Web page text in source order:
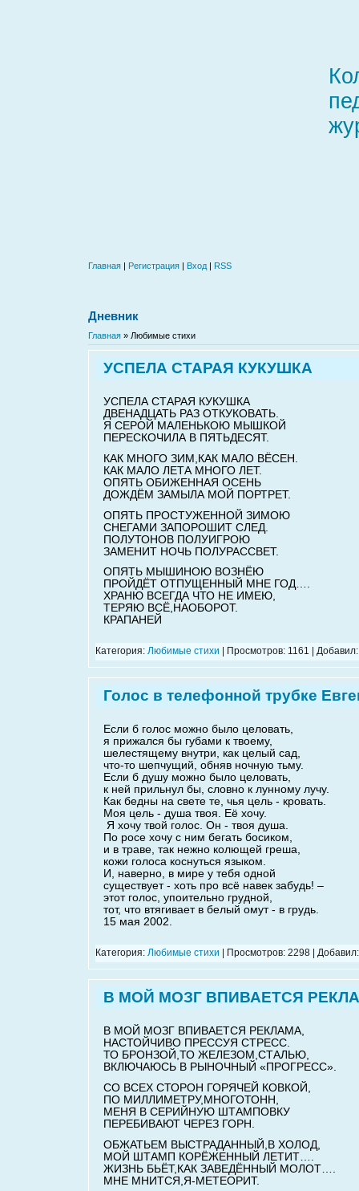
Главная | Регистрация | Вход | RSS
Дневник
Главная » Любимые стихи
УСПЕЛА СТАРАЯ КУКУШКА
УСПЕЛА СТАРАЯ КУКУШКА
ДВЕНАДЦАТЬ РАЗ ОТКУКОВАТЬ.
Я СЕРОЙ МАЛЕНЬКОЮ МЫШКОЙ
ПЕРЕСКОЧИЛА В ПЯТЬДЕСЯТ.
КАК МНОГО ЗИМ,КАК МАЛО ВЁСЕН.
КАК МАЛО ЛЕТА МНОГО ЛЕТ.
ОПЯТЬ ОБИЖЕННАЯ ОСЕНЬ
ДОЖДЁМ ЗАМЫЛА МОЙ ПОРТРЕТ.
ОПЯТЬ ПРОСТУЖЕННОЙ ЗИМОЮ
СНЕГАМИ ЗАПОРОШИТ СЛЕД.
ПОЛУТОНОВ ПОЛУИГРОЮ
ЗАМЕНИТ НОЧЬ ПОЛУРАССВЕТ.
ОПЯТЬ МЫШИНОЮ ВОЗНЁЮ
ПРОЙДЁТ ОТПУЩЕННЫЙ МНЕ ГОД….
ХРАНЮ ВСЕГДА ЧТО НЕ ИМЕЮ,
ТЕРЯЮ ВСЁ,НАОБОРОТ.
КРАПАНЕЙ
Категория: Любимые стихи | Просмотров: 1161 |
Голос в телефонной трубке
Если б голос можно было целовать,
я прижался бы губами к твоему,
шелестящему внутри, как целый сад,
что-то шепчущий, обняв ночную тьму.
Если б душу можно было целовать,
к ней прильнул бы, словно к лунному лучу.
Как бедны на свете те, чья цель - кровать.
Моя цель - душа твоя. Её хочу.
Я хочу твой голос. Он - твоя душа.
По росе хочу с ним бегать босиком,
и в траве, так нежно колющей греша,
кожи голоса коснуться языком.
И, наверно, в мире у тебя одной
существует - хоть про всё навек забудь! –
этот голос, упоительно грудной,
тот, что втягивает в белый омут - в грудь.
15 мая 2002.
Категория: Любимые стихи | Просмотров: 2298 |
В МОЙ МОЗГ ВПИВАЕТСЯ
В МОЙ МОЗГ ВПИВАЕТСЯ РЕКЛАМА,
НАСТОЙЧИВО ПРЕССУЯ СТРЕСС.
ТО БРОНЗОЙ,ТО ЖЕЛЕЗОМ,СТАЛЬЮ,
ВКЛЮЧАЮСЬ В РЫНОЧНЫЙ «ПРОГРЕСС».
СО ВСЕХ СТОРОН ГОРЯЧЕЙ КОВКОЙ,
ПО МИЛЛИМЕТРУ,МНОГОТОНН,
МЕНЯ В СЕРИЙНУЮ ШТАМПОВКУ
ПЕРЕБИВАЮТ ЧЕРЕЗ ГОРН.
ОБЖАТЬЕМ ВЫСТРАДАННЫЙ,В ХОЛОД,
МОЙ ШТАМП КОРЁЖЕННЫЙ ЛЕТИТ….
ЖИЗНЬ БЬЁТ,КАК ЗАВЕДЁННЫЙ МОЛОТ….
МНЕ МНИТСЯ,Я-МЕТЕОРИТ.